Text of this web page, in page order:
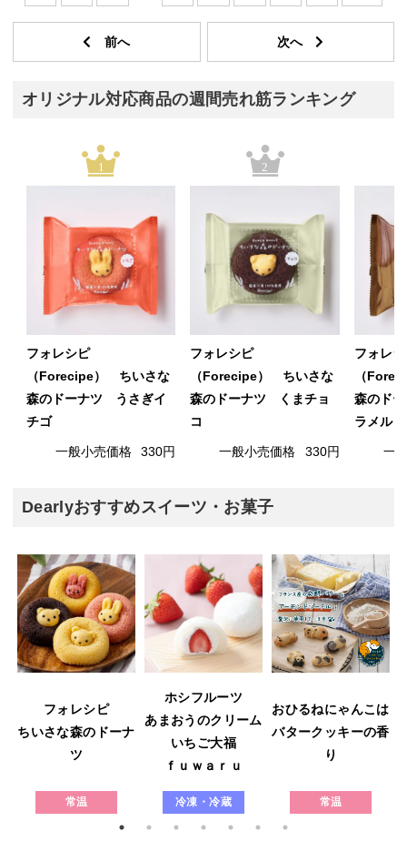
オリジナル対応商品の週間売れ筋ランキング
1
フォレシピ
（Forecipe） ちいさな
森のドーナツ うさぎイ
チゴ
一般小売価格 330円
2
フォレシピ
（Forecipe） ちいさな
森のドーナツ くまチョ
コ
一般小売価格 330円
フォレ
（
森のド
ラメル
一
Dearlyおすすめスイーツ・お菓子
フォレシピ
ちいさな森のドーナ
ツ
常温
ホシフルーツ
あまおうのクリーム
いちご大福
ｆｕｗａｒｕ
冷凍・冷蔵
おひるねにゃんこは
バタークッキーの香
り
常温